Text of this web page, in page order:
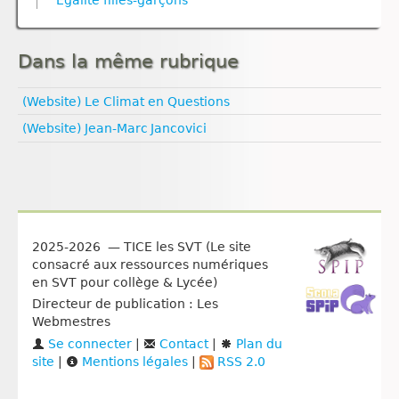
Dans la même rubrique
(Website) Le Climat en Questions
(Website) Jean‑Marc Jancovici
2025-2026 — TICE les SVT (Le site
consacré aux ressources numériques
en SVT pour collège & Lycée)
Directeur de publication : Les
Webmestres
Se connecter | Contact|
Plan du
site | Mentions légales | RSS 2.0